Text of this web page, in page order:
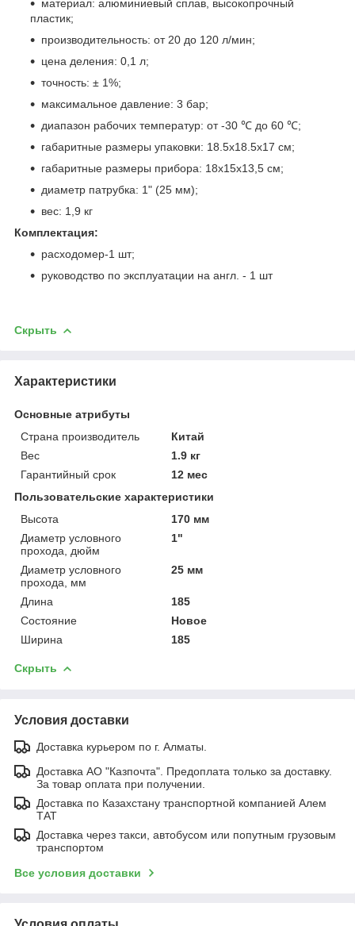
материал: алюминиевый сплав, высокопрочный
пластик;
производительность: от 20 до 120 л/мин;
цена деления: 0,1 л;
точность: ± 1%;
максимальное давление: 3 бар;
диапазон рабочих температур: от -30 ℃ до 60 ℃;
габаритные размеры упаковки: 18.5x18.5x17 см;
габаритные размеры прибора: 18x15x13,5 см;
диаметр патрубка: 1" (25 мм);
вес: 1,9 кг
Комплектация:
расходомер-1 шт;
руководство по эксплуатации на англ. - 1 шт
Скрыть
Характеристики
Основные атрибуты
Страна производитель
Китай
Вес
1.9 кг
Гарантийный срок
12 мес
Пользовательские характеристики
Высота
170 мм
Диаметр условного
прохода, дюйм
1"
Диаметр условного
прохода, мм
25 мм
Длина
185
Состояние
Новое
Ширина
185
Скрыть
Условия доставки
Доставка курьером по г. Алматы.
Доставка АО "Казпочта". Предоплата только за доставку.
За товар оплата при получении.
Доставка по Казахстану транспортной компанией Алем
ТАТ
Доставка через такси, автобусом или попутным грузовым
транспортом
Все условия доставки